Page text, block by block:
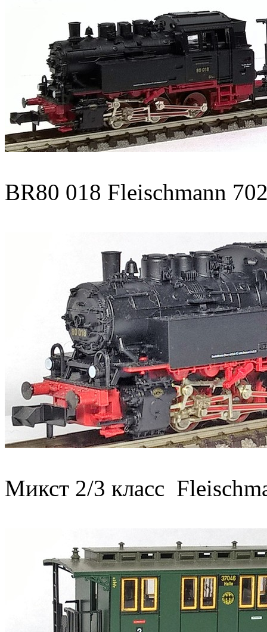
BR80 018 Fleischmann
Микст 2/3 класс